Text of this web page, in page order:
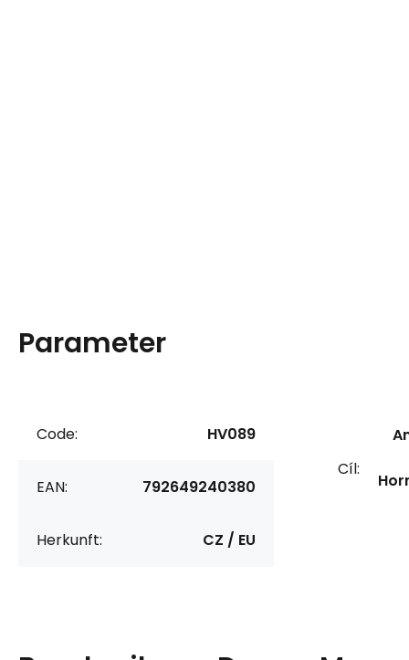
Parameter
Code: HV089
EAN: 792649240380
Herkunft: CZ / EU
Cíl: